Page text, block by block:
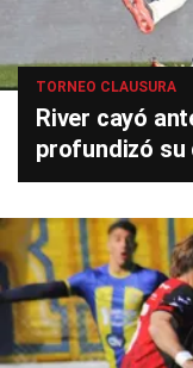
TORNEO CLAUSURA
River cayó
profundizó su